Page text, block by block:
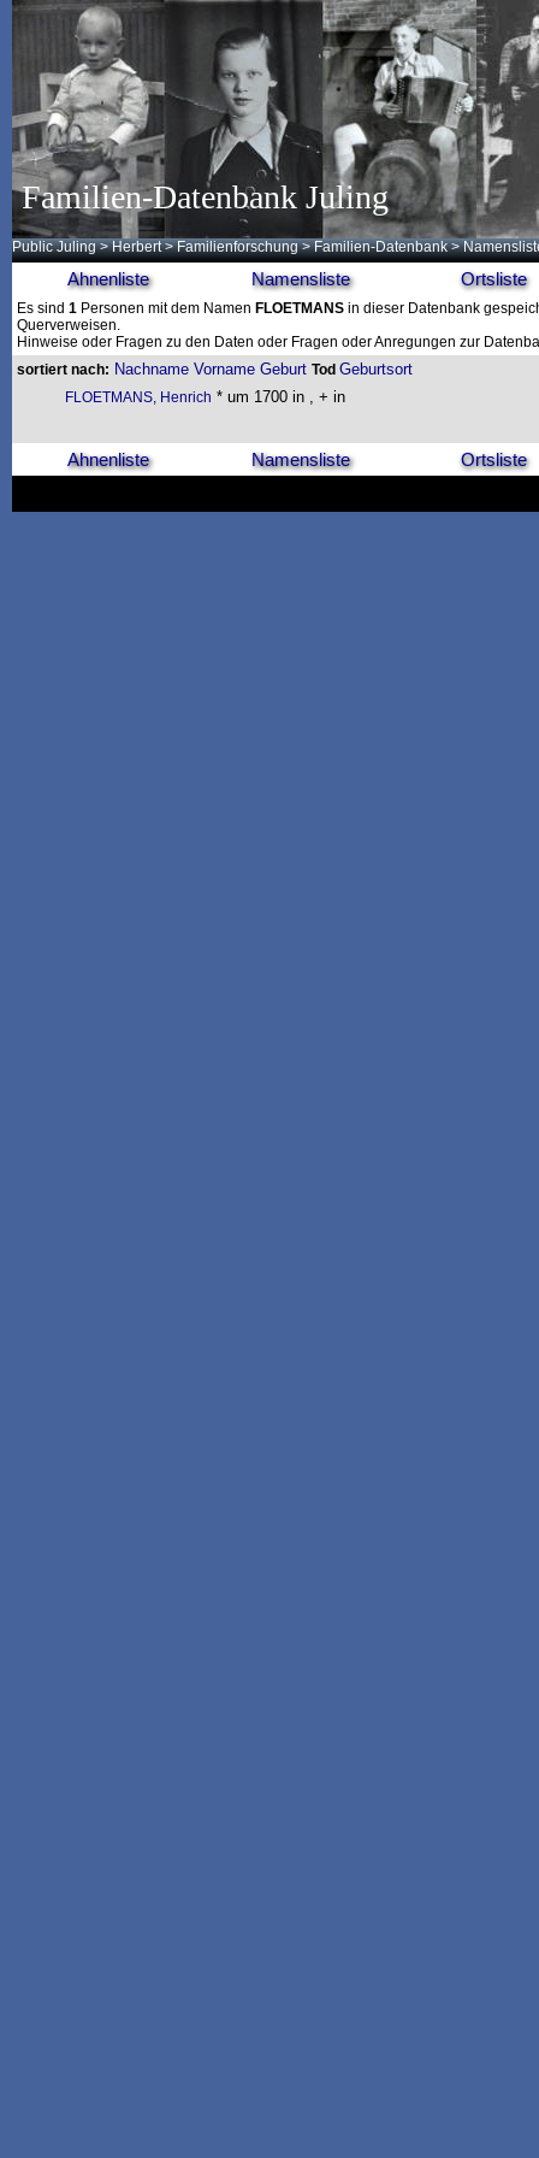
Familien-Datenbank Juling
Public Juling >Herbert >Familienforschung >Familien-Datenbank >
Ahnenliste Namensliste Ortsliste
Es sind 1 Personen mit dem Namen FLOETMANS in dieser Datenbank
Querverweisen.
Hinweise oder Fragen zu den Daten oder Fragen oder Anregungen zur
sortiert nach: Nachname Vorname Geburt Tod Geburtsort
FLOETMANS, Henrich * um 1700 in , + in
Ahnenliste Namensliste Ortsliste